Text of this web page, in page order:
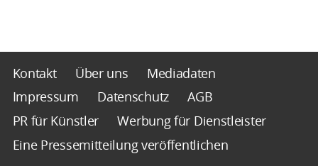
Kontakt Über uns
Mediadaten
Impressum
Datenschutz
AGB
PR für Künstler
Werbung für Dienstleister
Eine Pressemitteilung veröffentlichen